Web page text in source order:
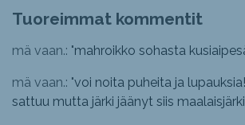
Tuoreimmat kommentit
mä vaan.: "mahroikko sohasta
mä vaan.: "voi noita puheita ja
sattuu mutta järki jäänyt siis maalaisjärki